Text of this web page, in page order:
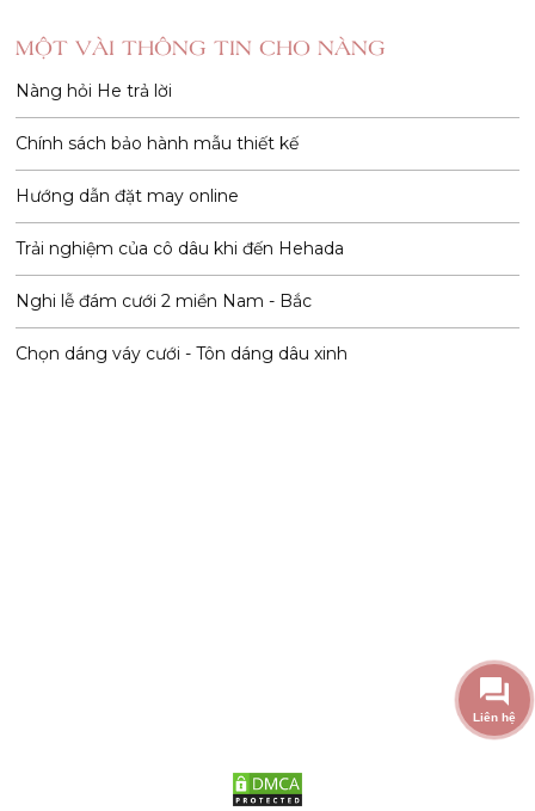
MỘT VÀI THÔNG TIN CHO NÀNG
Nàng hỏi He trả lời
Chính sách bảo hành mẫu thiết kế
Hướng dẫn đặt may online
Trải nghiệm của cô dâu khi đến Hehada
Nghi lễ đám cưới 2 miền Nam - Bắc
Chọn dáng váy cưới - Tôn dáng dâu xinh